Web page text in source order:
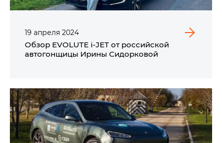
19 апреля 2024
Обзор EVOLUTE i‑JET от российской
автогонщицы Ирины Сидорковой